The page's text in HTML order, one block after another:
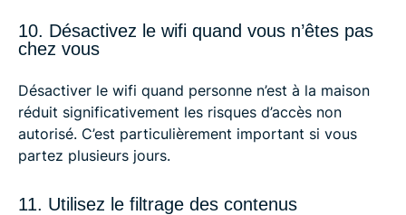
10. Désactivez le wifi quand vous n’êtes pas
chez vous
Désactiver le wifi quand personne n’est à la maison
réduit significativement les risques d’accès non
autorisé. C’est particulièrement important si vous
partez plusieurs jours.
11. Utilisez le filtrage des contenus